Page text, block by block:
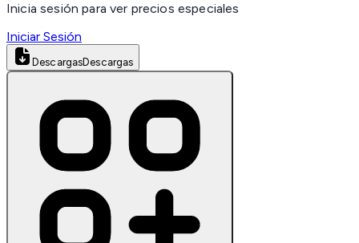
Inicia sesión para ver precios especiales
Iniciar Sesión
DescargasDescargas